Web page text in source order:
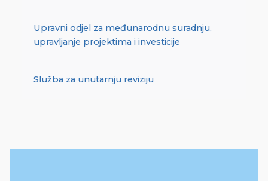
Upravni odjel za međunarodnu suradnju,
upravljanje projektima i investicije
Služba za unutarnju reviziju